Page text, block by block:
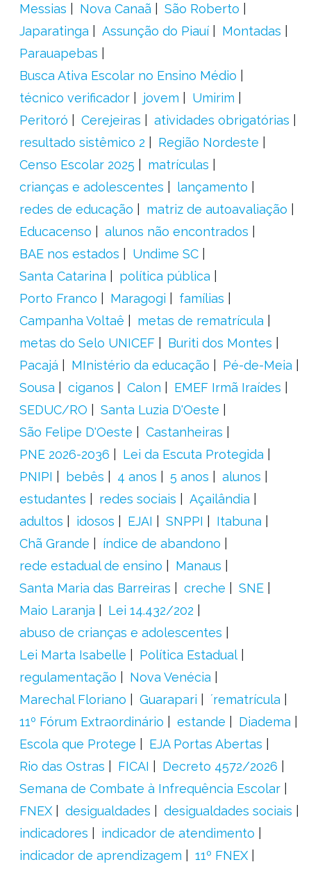
Messias
Nova Canaã
São Roberto
Japaratinga
Assunção do Piauí
Montadas
Parauapebas
Busca Ativa Escolar no Ensino Médio
técnico verificador
jovem
Umirim
Peritoró
Cerejeiras
atividades obrigatórias
resultado sistêmico 2
Região Nordeste
Censo Escolar 2025
matrículas
crianças e adolescentes
lançamento
redes de educação
matriz de autoavaliação
Educacenso
alunos não encontrados
BAE nos estados
Undime SC
Santa Catarina
política pública
Porto Franco
Maragogi
famílias
Campanha Voltaê
metas de rematrícula
metas do Selo UNICEF
Buriti dos Montes
Pacajá
MInistério da educação
Pé-de-Meia
Sousa
ciganos Calon
EMEF Irmã Iraídes
SEDUC/RO
Santa Luzia D'Oeste
São Felipe D'Oeste
Castanheiras
PNE 2026-2036
Lei da Escuta Protegida
PNIPI
bebês 4 anos 5 anos
alunos
estudantes
redes sociais
Açailândia
adultos
idosos EJAI SNPPI
Itabuna
Chã Grande
índice de abandono
rede estadual de ensino
Manaus
Santa Maria das Barreiras
creche
SNE
Maio Laranja
Lei 14.432/202
abuso de crianças e adolescentes
Lei Marta Isabelle
Política Estadual
regulamentação
Nova Venécia
Marechal Floriano
Guarapari
´rematrícula
11º Fórum Extraordinário
estande
Diadema
Escola que Protege
EJA Portas Abertas
Rio das Ostras
FICAI
Decreto 4572/2026
Semana de Combate à Infrequência Escolar
FNEX
desigualdades
desigualdades sociais
indicadores
indicador de atendimento
indicador de aprendizagem
11º FNEX